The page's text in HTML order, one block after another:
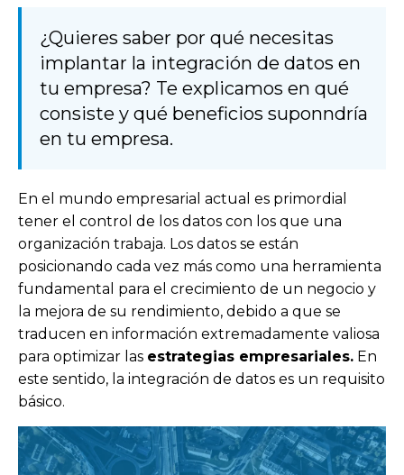
¿Quieres saber por qué necesitas
implantar la integración de datos en
tu empresa? Te explicamos en qué
consiste y qué beneficios suponndría
en tu empresa.
En el mundo empresarial actual es primordial
tener el control de los datos con los que una
organización trabaja. Los datos se están
posicionando cada vez más como una herramienta
fundamental para el crecimiento de un negocio y
la mejora de su rendimiento, debido a que se
traducen en información extremadamente valiosa
para optimizar las estrategias empresariales. En
este sentido, la integración de datos es un requisito
básico.